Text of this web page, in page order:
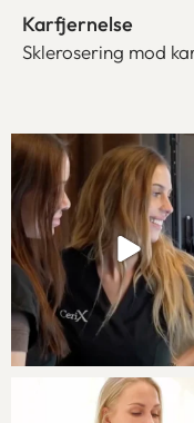
Karfjernelse
Sklerosering mod